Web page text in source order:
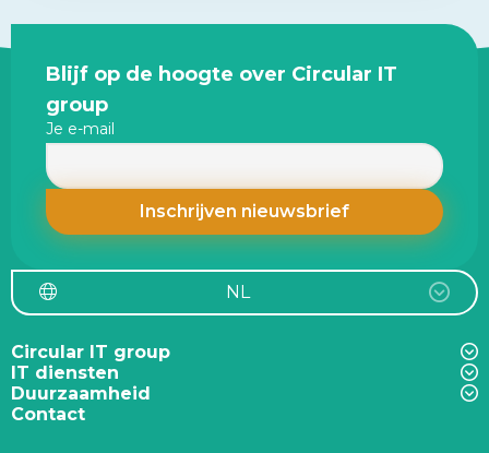
Site
footer
Blijf op de hoogte over Circular IT
group
Je e-mail
NL
Circular IT group
IT diensten
Duurzaamheid
Contact